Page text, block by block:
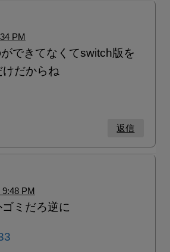
PM
できてなくてswitch版を
だからね
返信
PM
ミだろ逆に